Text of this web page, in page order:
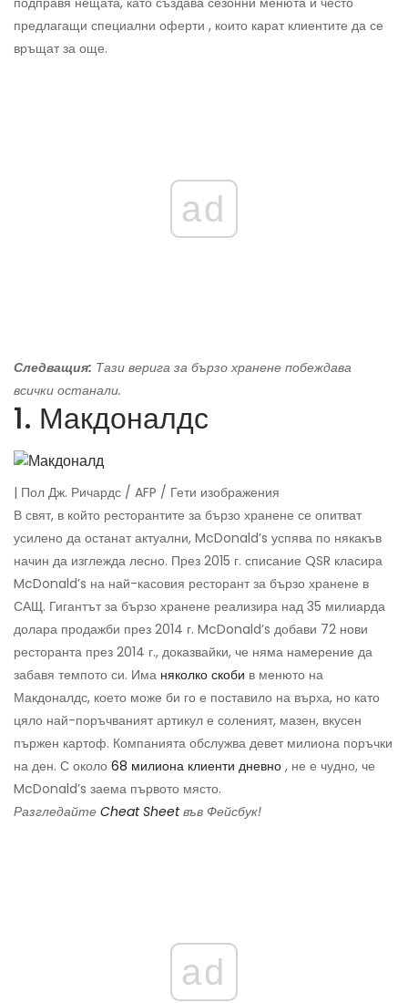
предлагащи специални оферти , които карат клиентите да се
връщат за още.
ad
Следващия: Тази верига за бързо хранене побеждава
всички останали.
1. Макдоналдс
| Пол Дж. Ричардс / AFP / Гети изображения
В свят, в който ресторантите за бързо хранене се опитват
усилено да останат актуални, McDonald’s успява по някакъв
начин да изглежда лесно. През 2015 г. списание QSR класира
McDonald’s на най-касовия ресторант за бързо хранене в
САЩ. Гигантът за бързо хранене реализира над 35 милиарда
долара продажби през 2014 г. McDonald’s добави 72 нови
ресторанта през 2014 г., доказвайки, че няма намерение да
забавя темпото си. Има няколко скоби в менюто на
Макдоналдс, което може би го е поставило на върха, но като
цяло най-поръчваният артикул е соленият, мазен, вкусен
пържен картоф. Компанията обслужва девет милиона поръчки
на ден. С около 68 милиона клиенти дневно , не е чудно, че
McDonald’s заема първото място.
Разгледайте Cheat Sheet във Фейсбук!
ad